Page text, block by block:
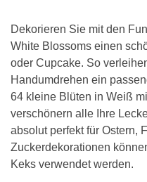
Dekorieren Sie mit den
White Blossoms einen
oder Cupcake. So
Handumdrehen ein
64 kleine Blüten in Weiß
verschönern alle Ihre
absolut perfekt für Ostern,
Zuckerdekorationen
Keks verwendet werden.